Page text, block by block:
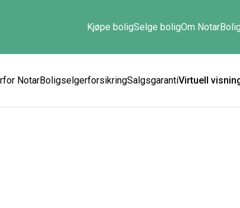
Kjøpe boligSelge boligOm Notar
NotarBoligselgerforsikringSalgsgarantiVirtuell